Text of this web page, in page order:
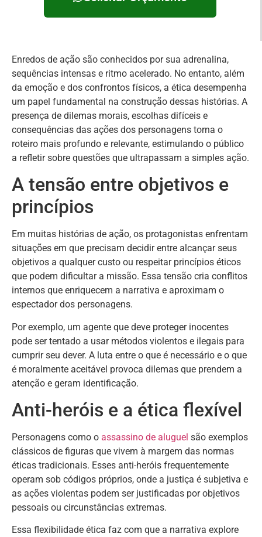
Enredos de ação são conhecidos por sua adrenalina,
sequências intensas e ritmo acelerado. No entanto, além
da emoção e dos confrontos físicos, a ética desempenha
um papel fundamental na construção dessas histórias. A
presença de dilemas morais, escolhas difíceis e
consequências das ações dos personagens torna o
roteiro mais profundo e relevante, estimulando o público
a refletir sobre questões que ultrapassam a simples ação.
A tensão entre objetivos e
princípios
Em muitas histórias de ação, os protagonistas enfrentam
situações em que precisam decidir entre alcançar seus
objetivos a qualquer custo ou respeitar princípios éticos
que podem dificultar a missão. Essa tensão cria conflitos
internos que enriquecem a narrativa e aproximam o
espectador dos personagens.
Por exemplo, um agente que deve proteger inocentes
pode ser tentado a usar métodos violentos e ilegais para
cumprir seu dever. A luta entre o que é necessário e o que
é moralmente aceitável provoca dilemas que prendem a
atenção e geram identificação.
Anti-heróis e a ética flexível
Personagens como o assassino de aluguel são exemplos
clássicos de figuras que vivem à margem das normas
éticas tradicionais. Esses anti-heróis frequentemente
operam sob códigos próprios, onde a justiça é subjetiva e
as ações violentas podem ser justificadas por objetivos
pessoais ou circunstâncias extremas.
Essa flexibilidade ética faz com que a narrativa explore